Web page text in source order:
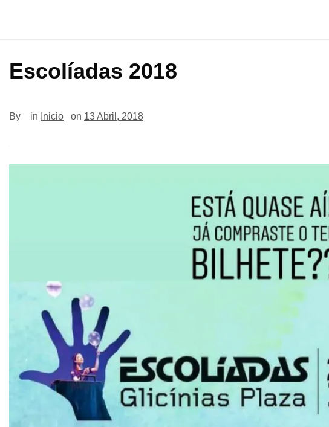
Escolíadas 2018
By in Inicio on 13 Abril, 2018